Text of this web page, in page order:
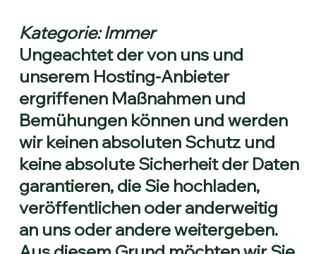
Kategorie: Immer
Ungeachtet der von uns und
unserem Hosting-Anbieter
ergriffenen Maßnahmen und
Bemühungen können und werden
wir keinen absoluten Schutz und
keine absolute Sicherheit der Daten
garantieren, die Sie hochladen,
veröffentlichen oder anderweitig
an uns oder andere weitergeben.